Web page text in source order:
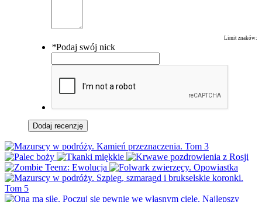
Limit znaków:
*Podaj swój nick
Dodaj recenzję